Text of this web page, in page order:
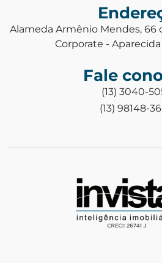
Alameda Armênio Mendes, 66
Corporate -
Fale
(13) 3040-
(13) 98148-